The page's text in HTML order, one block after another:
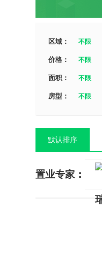
区域： 不限
价格： 不限
面积： 不限
房型： 不限
默认排序
置业专家：